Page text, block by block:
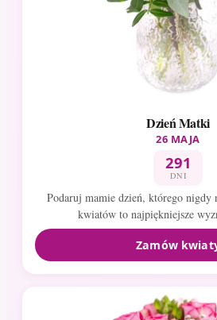
Dzień Matki
26 MAJA
291
DNI
Podaruj mamie dzień, którego nigdy
kwiatów to najpiękniejsze
Zamów